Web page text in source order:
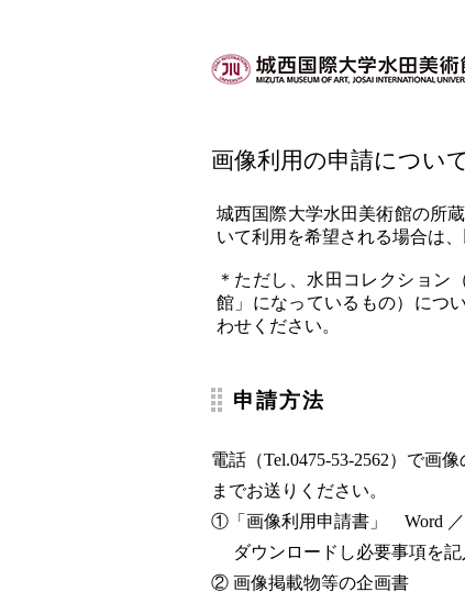
画像利用の申請につい
城西国際大学水田美術館の所
いて利用を希望される場合は
＊ただし、水田コレクション
館」になっているもの）につ
わせください。
申請方法
電話（Tel.0475-53-2562）で画
までお送りください。
①「画像利用申請書」 Word ／
ダウンロードし必要事項を記
② 画像掲載物等の企画書